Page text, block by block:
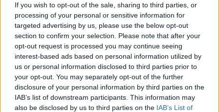
If you wish to opt-out of the sale, sharing to third parties, or
processing of your personal or sensitive information for
targeted advertising by us, please use the below opt-out
section to confirm your selection. Please note that after your
opt-out request is processed you may continue seeing
interest-based ads based on personal information utilized by
us or personal information disclosed to third parties prior to
your opt-out. You may separately opt-out of the further
disclosure of your personal information by third parties on the
IAB’s list of downstream participants. This information may
also be disclosed by us to third parties on the IAB’s List of
hoz, maga a spanyol többször is hűségesküt tett az Aston
mellett – igaz, a szavai azért arra engednek következtetni, hogy
az még nem dőlt el, hogy versenyzői minőségben teszi-e ezt,
mivel utalt rá, hogy az új szabályrendszerben már nem élvezi
annyira a vezetést mindig.
Hasonlóra utalhattak Newey szavai is, amikor arról kérdezték
még a Magyar Nagydíj sajtótájékoztatóján, hogy mennyire
fontos számukra, hogy megtartsák Alonsót, és szerintük
sikerülni fog-e ez az istálló gyenge szereplése fényében is:
„Fernando nyilvánvalóan egy lenyűgöző versenyző. Óriási